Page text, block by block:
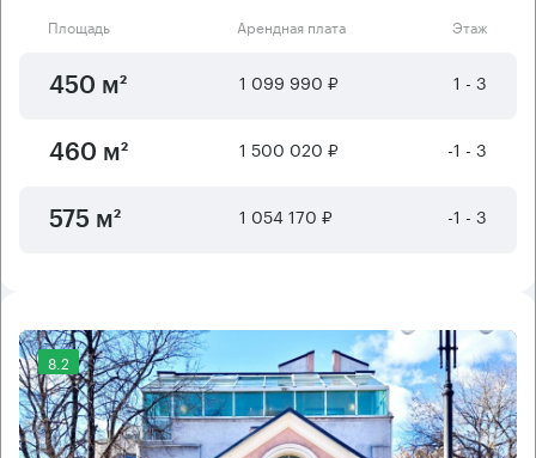
Площадь Арендная плата Этаж
450 м² 1 099 990 ₽ 1 - 3
460 м² 1 500 020 ₽ -1 - 3
575 м² 1 054 170 ₽ -1 - 3
8.2